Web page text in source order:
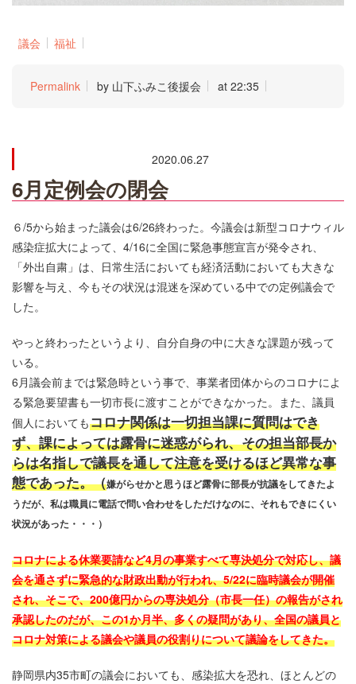
議会 福祉
Permalink by 山下ふみこ後援会 at 22:35
2020.06.27
6月定例会の閉会
６/5から始まった議会は6/26終わった。今議会は新型コロナウィル
感染症拡大によって、4/16に全国に緊急事態宣言が発令され、
「外出自粛」は、日常生活においても経済活動においても大きな
影響を与え、今もその状況は混迷を深めている中での定例議会で
した。
やっと終わったというより、自分自身の中に大きな課題が残って
いる。
6月議会前までは緊急時という事で、事業者団体からのコロナによ
る緊急要望書も一切市長に渡すことができなかった。また、議員
個人においてもコロナ関係は一切担当課に質問はでき
ず、課によっては露骨に迷惑がられ、その担当部長か
らは名指しで議長を通して注意を受けるほど異常な事
態であった。（嫌がらせかと思うほど露骨に部長が抗議をしてきたよ
うだが、私は職員に電話で問い合わせをしただけなのに、それもできにくい
状況があった・・・）
コロナによる休業要請など4月の事業すべて専決処分で対応し、議
会を通さずに緊急的な財政出動が行われ、5/22に臨時議会が開催
され、そこで、200億円からの専決処分（市長一任）の報告がされ
承認したのだが、この1か月半、多くの疑問があり、全国の議員と
コロナ対策による議会や議員の役割りについて議論をしてきた。
静岡県内35市町の議会においても、感染拡大を恐れ、ほとんどの